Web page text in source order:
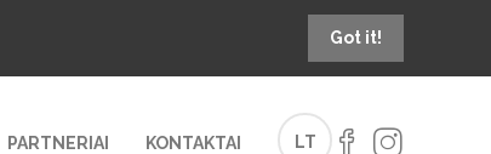
Got it!
PARTNERIAI KONTAKTAI LT